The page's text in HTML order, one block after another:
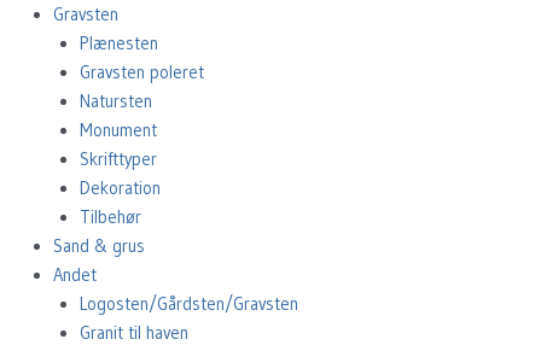
Gravsten
Plænesten
Gravsten poleret
Natursten
Monument
Skrifttyper
Dekoration
Tilbehør
Sand & grus
Andet
Logosten/Gårdsten/Gravsten
Granit til haven